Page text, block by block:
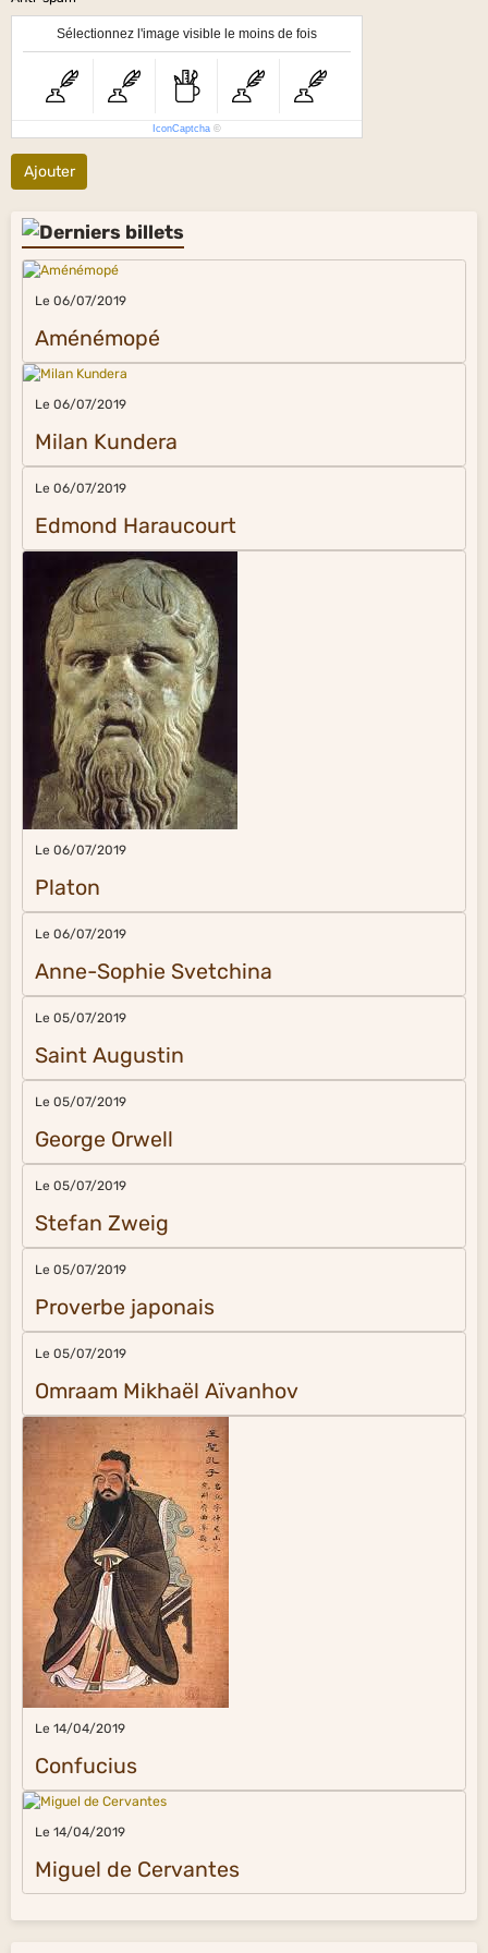
Sélectionnez l'image visible le moins de fois
IconCaptcha ©
Ajouter
Le 06/07/2019
Aménémopé
Le 06/07/2019
Milan Kundera
Le 06/07/2019
Edmond Haraucourt
Le 06/07/2019
Platon
Le 06/07/2019
Anne-Sophie Svetchina
Le 05/07/2019
Saint Augustin
Le 05/07/2019
George Orwell
Le 05/07/2019
Stefan Zweig
Le 05/07/2019
Proverbe japonais
Le 05/07/2019
Omraam Mikhaël Aïvanhov
Le 14/04/2019
Confucius
Le 14/04/2019
Miguel de Cervantes